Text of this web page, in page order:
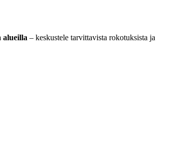
alueilla – keskustele tarvittavista rokotuksista ja